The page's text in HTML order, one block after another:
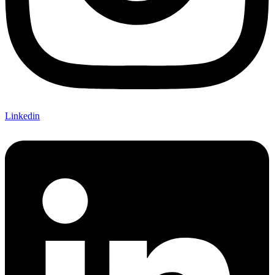
Linkedin